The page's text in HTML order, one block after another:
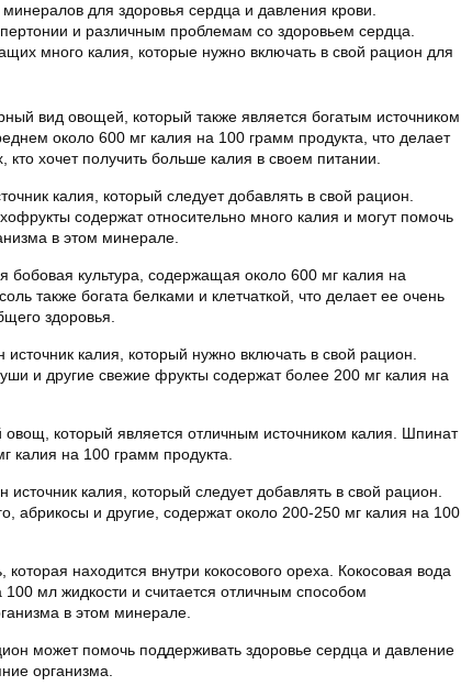
для здоровья сердца и давления крови.
и различным проблемам со здоровьем сердца.
много калия, которые нужно включать в свой рацион для
вид овощей, который также является богатым источником
около 600 мг калия на 100 грамм продукта, что делает
хочет получить больше калия в своем питании.
калия, который следует добавлять в свой рацион.
содержат относительно много калия и могут помочь
в этом минерале.
бобовая культура, содержащая около 600 мг калия на
также богата белками и клетчаткой, что делает ее очень
здоровья.
калия, который нужно включать в свой рацион.
и другие свежие фрукты содержат более 200 мг калия на
овощ, который является отличным источником калия. Шпинат
калия на 100 грамм продукта.
источник калия, который следует добавлять в свой рацион.
абрикосы и другие, содержат около 200-250 мг калия на 100
которая находится внутри кокосового ореха. Кокосовая вода
мл жидкости и считается отличным способом
в этом минерале.
может помочь поддерживать здоровье сердца и давление
организма.